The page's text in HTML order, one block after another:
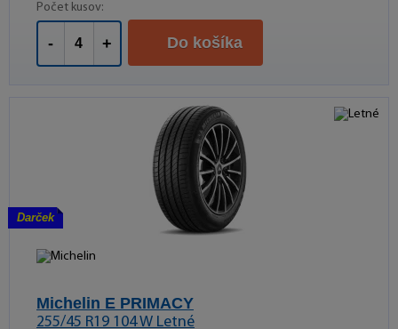
Počet kusov:
- + Do košíka
Darček
Michelin E PRIMACY
255/45 R19 104 W Letné